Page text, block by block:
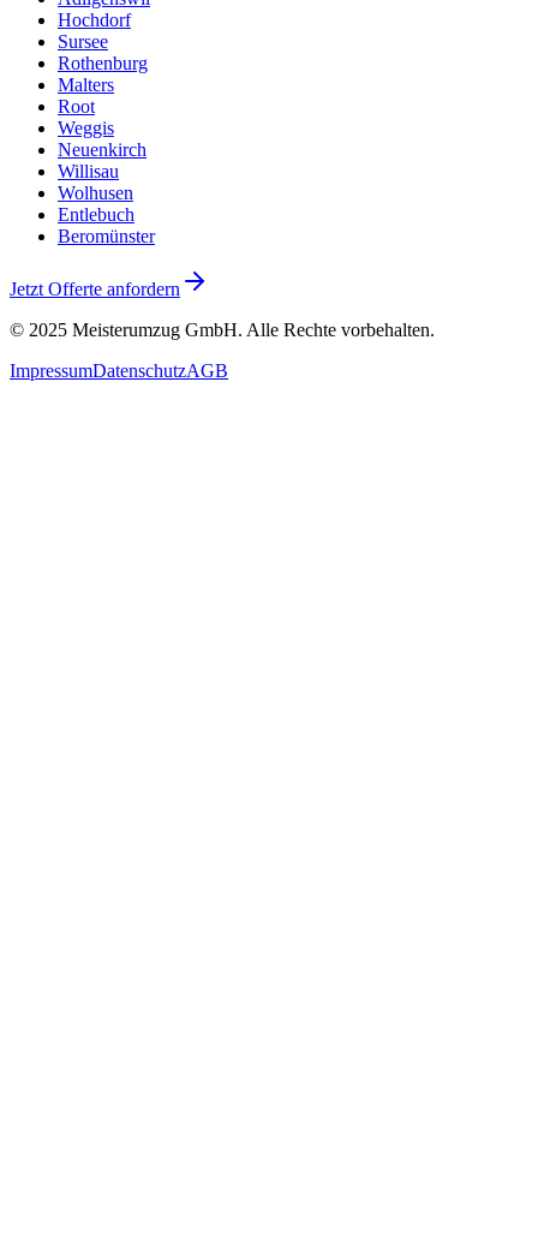
Hochdorf
Sursee
Rothenburg
Malters
Root
Weggis
Neuenkirch
Willisau
Wolhusen
Entlebuch
Beromünster
Jetzt Offerte anfordern
© 2025 Meisterumzug GmbH. Alle Rechte vorbehalten.
ImpressumDatenschutzAGB